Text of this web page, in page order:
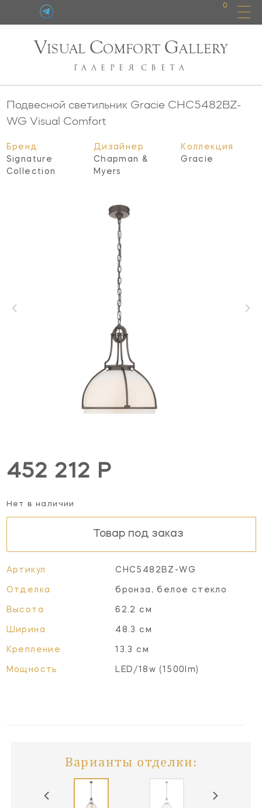
0
VISUAL COMFORT GALLERY
ГАЛЕРЕЯ СВЕТА
Подвесной светильник Gracie CHC5482BZ-
WG Visual Comfort
Бренд
Signature
Collection
Дизайнер
Chapman &
Myers
Коллекция
Gracie
452 212 Р
Нет в наличии
Товар под заказ
Артикул CHC5482BZ-WG
Отделка бронза, белое стекло
Высота 62.2 см
Ширина 48.3 см
Крепление 13.3 см
Мощность LED/18w (1500lm)
Варианты отделки: